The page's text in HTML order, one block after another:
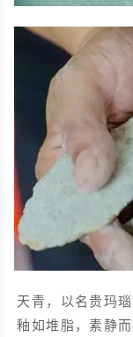
天青，以名贵玛
釉如堆脂，素静